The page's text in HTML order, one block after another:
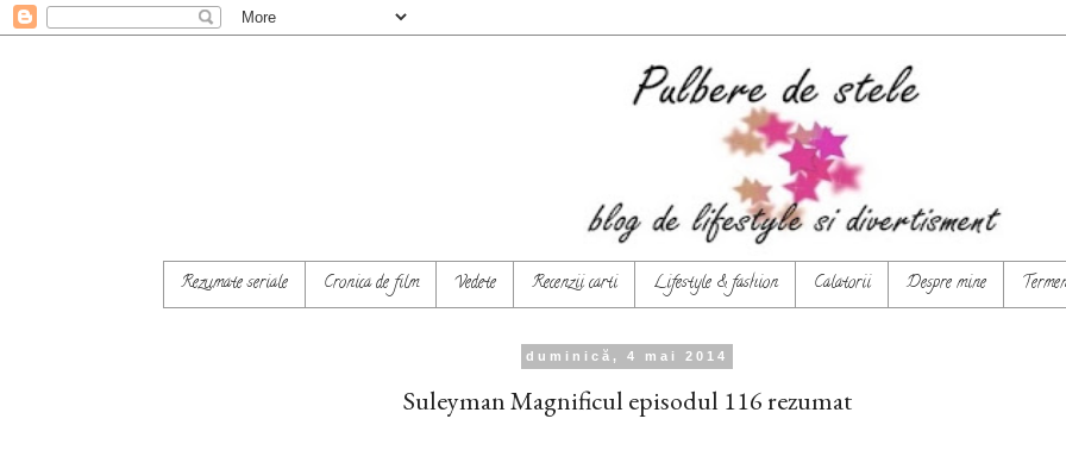
Rezumate seriale Cronica de film Vedete Recenzii carti Lifestyle & fashion Calatorii Despre mine
duminică, 4 mai 2014
Suleyman Magnificul episodul 116 rezumat